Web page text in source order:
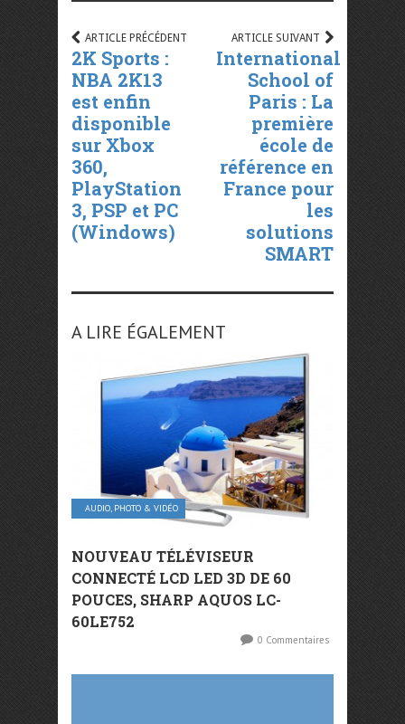
ARTICLE PRÉCÉDENT
2K Sports :
NBA 2K13
est enfin
disponible
sur Xbox
360,
PlayStation
3, PSP et PC
(Windows)
ARTICLE SUIVANT
International
School of
Paris : La
première
école de
référence en
France pour
les
solutions
SMART
A LIRE ÉGALEMENT
AUDIO, PHOTO & VIDÉO
NOUVEAU TÉLÉVISEUR
CONNECTÉ LCD LED 3D DE 60
POUCES, SHARP AQUOS LC-
60LE752
0 Commentaires